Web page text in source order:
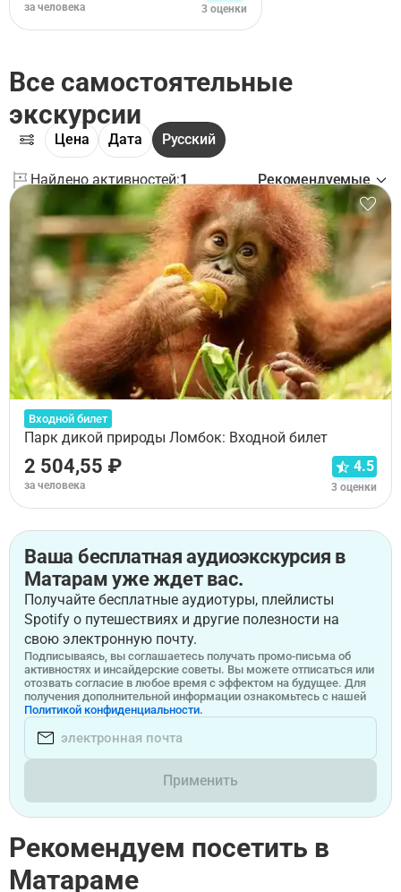
за человека 3 оценки
Все самостоятельные
экскурсии
Цена Дата Русский
Найдено активностей:1 Рекомендуемые
Входной билет
Парк дикой природы Ломбок: Входной билет
2 504,55 ₽
за человека
4.5
3 оценки
Ваша бесплатная аудиоэкскурсия в
Матарам уже ждет вас.
Получайте бесплатные аудиотуры, плейлисты
Spotify о путешествиях и другие полезности на
свою электронную почту.
Подписываясь, вы соглашаетесь получать промо-письма об
активностях и инсайдерские советы. Вы можете отписаться или
отозвать согласие в любое время с эффектом на будущее. Для
получения дополнительной информации ознакомьтесь с нашей
Политикой конфиденциальности.
Применить
Рекомендуем посетить в
Матараме